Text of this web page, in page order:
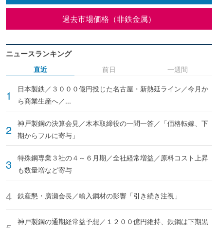
過去市場価格（非鉄金属）
ニュースランキング
直近
日本製鉄／３０００億円投じた名古屋・新熱延ライン／今月か
ら商業生産へ／...
神戸製鋼の決算会見／木本取締役の一問一答／「価格転嫁、下
期からフルに寄与」
特殊鋼専業３社の４～６月期／全社経常増益／原料コスト上昇
も数量増など寄与
鉄産懇・廣瀬会長／輸入鋼材の影響「引き続き注視」
神戸製鋼の通期経常益予想／１２００億円維持、鉄鋼は下期黒
前日 一週間